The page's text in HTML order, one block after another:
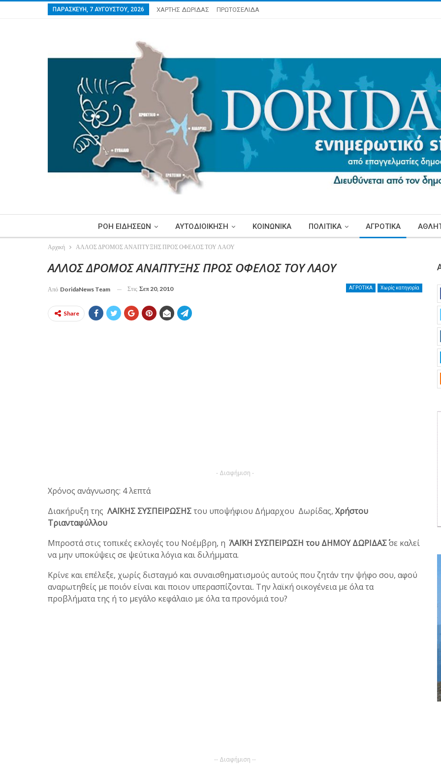
ΠΑΡΑΣΚΕΥΉ, 7 ΑΥΓΟΎΣΤΟΥ, 2026 ΧΑΡΤΗΣ ΔΩΡΙΔΑΣ ΠΡΩΤΟΣΕΛΙΔΑ
ΡΟΗ ΕΙΔΗΣΕΩΝ ΑΥΤΟΔΙΟΙΚΗΣΗ ΚΟΙΝΩΝΙΚΑ ΠΟΛΙΤΙΚΑ ΑΓΡΟΤΙΚΑ
Αρχική ΑΛΛΟΣ ΔΡΟΜΟΣ ΑΝΑΠΤΥΞΗΣ ΠΡΟΣ ΟΦΕΛΟΣ ΤΟΥ ΛΑΟΥ
ΑΛΛΟΣ ΔΡΟΜΟΣ ΑΝΑΠΤΥΞΗΣ ΠΡΟΣ ΟΦΕΛΟΣ ΤΟΥ ΛΑΟΥ
ΑΓΡΟΤΙΚΑ Χωρίς κατηγορία
Από DoridaNews Team Στις Σεπ 20, 2010
Share
- Διαφήμιση -
Χρόνος ανάγνωσης: 4 λεπτά
Διακήρυξη της ΛΑΪΚΗΣ ΣΥΣΠΕΙΡΩΣΗΣτου υποψήφιου Δήμαρχου Δωρίδας, Χρήστου
Τριανταφύλλου
Μπροστά στις τοπικές εκλογές του Νοέμβρη, η ΄΄ ΛΑΪΚΗ ΣΥΣΠΕΙΡΩΣΗ του ΔΗΜΟΥ ΔΩΡΙΔΑΣ΄΄σε καλεί
να μην υποκύψεις σε ψεύτικα λόγια και διλήμματα.
Κρίνε και επέλεξε, χωρίς δισταγμό και συναισθηματισμούς αυτούς που ζητάν την ψήφο σου, αφού
αναρωτηθείς με ποιόν είναι και ποιον υπερασπίζονται. Την λαϊκή οικογένεια με όλα τα
προβλήματα της ή το μεγάλο κεφάλαιο με όλα τα προνόμιά του?
-- Διαφήμιση --